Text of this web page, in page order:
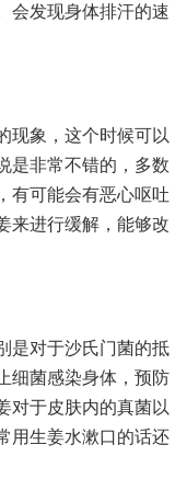
会发现身体排汗的速
现象，这个时候可以
是非常不错的，多数
有可能会有恶心呕吐
来进行缓解，能够改
是对于沙氏门菌的抵
细菌感染身体，预防
对于皮肤内的真菌以
用生姜水漱口的话还